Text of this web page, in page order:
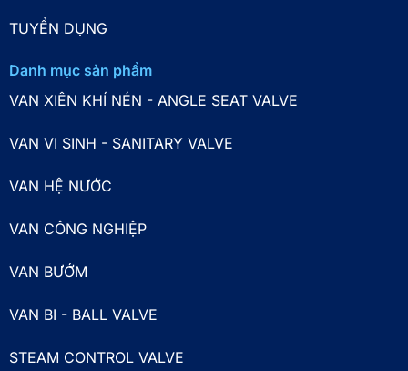
TUYỂN DỤNG
Danh mục sản phẩm
VAN XIÊN KHÍ NÉN - ANGLE SEAT VALVE
VAN VI SINH - SANITARY VALVE
VAN HỆ NƯỚC
VAN CÔNG NGHIỆP
VAN BƯỚM
VAN BI - BALL VALVE
STEAM CONTROL VALVE